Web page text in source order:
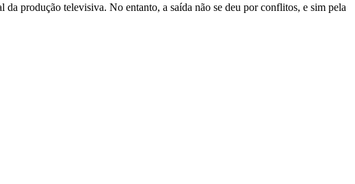
produção televisiva. No entanto, a saída não se deu por conflitos, e sim pela